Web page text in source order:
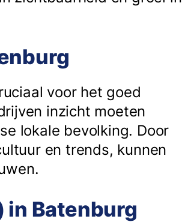
voor het goed
inzicht moeten
lokale bevolking. Door
en trends, kunnen
in Batenburg